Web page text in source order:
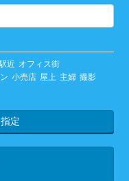
近 オフィス街
小売店 屋上 主婦 撮影
定